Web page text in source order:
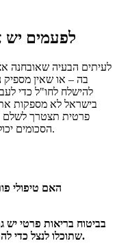
לפעמים
לעיתים הבעיה שאובחנה
בה – או שאין מספיק
להישלח לחו"ל כדי
בישראל לא מספקות את
פרטית תצטרך לשלם
הסכומים יכולים להגיע לעשירות ועושה מאות אלפי שקלים.
האם טיפולי
בביטוח בריאות פרטי יש
שתוכלו לנצל כדי להרגיע את הגוף והנפש בתקופת טיפולי הפוריות.